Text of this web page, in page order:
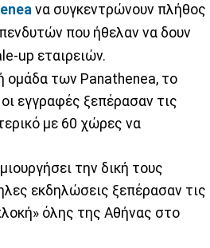
να συγκεντρώνουν πλήθος
που ήθελαν να δουν
up εταιρειών.
ομάδα των Panathenea, το
εγγραφές ξεπέρασαν τις
με 60 χώρες να
την δική τους
εκδηλώσεις ξεπέρασαν τις
όλης της Αθήνας στο